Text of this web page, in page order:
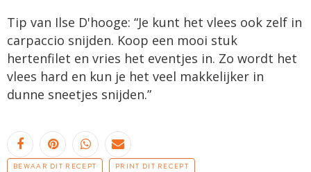
Tip van Ilse D'hooge: “Je kunt het vlees ook zelf in
carpaccio snijden. Koop een mooi stuk
hertenfilet en vries het eventjes in. Zo wordt het
vlees hard en kun je het veel makkelijker in
dunne sneetjes snijden.”
BEWAAR DIT RECEPT PRINT DIT RECEPT